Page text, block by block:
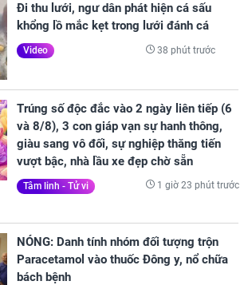
Đi thu lưới, ngư dân phát hiện cá sấu
khổng lồ mắc kẹt trong lưới đánh cá
Video 38 phút trước
Trúng số độc đắc vào 2 ngày liên tiếp (6
và 8/8), 3 con giáp vạn sự hanh thông,
giàu sang vô đối, sự nghiệp thăng tiến
vượt bậc, nhà lầu xe đẹp chờ sẵn
Tâm linh - Tử vi 1 giờ 23 phút trước
NÓNG: Danh tính nhóm đối tượng trộn
Paracetamol vào thuốc Đông y, nổ chữa
bách bệnh